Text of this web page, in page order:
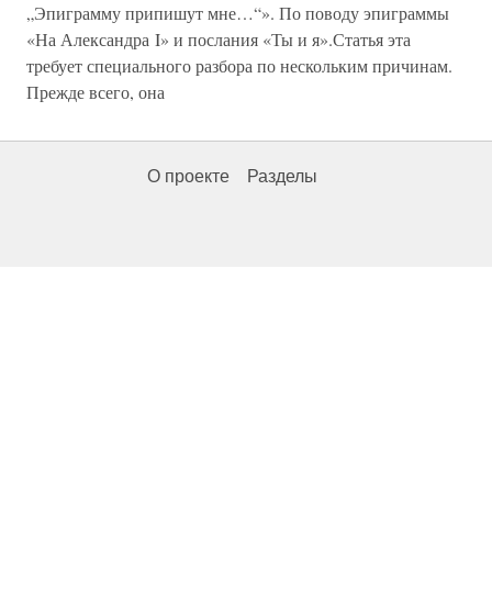
„Эпиграмму припишут мне…“». По поводу эпиграммы
«На Александра I» и послания «Ты и я».Статья эта
требует специального разбора по нескольким причинам.
Прежде всего, она
О проекте Разделы